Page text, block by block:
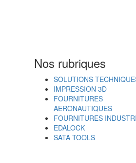
Nos rubriques
SOLUTIONS
IMPRESSION 3D
FOURNITURES
AERONAUTIQUES
FOURNITURES
EDALOCK
SATA TOOLS